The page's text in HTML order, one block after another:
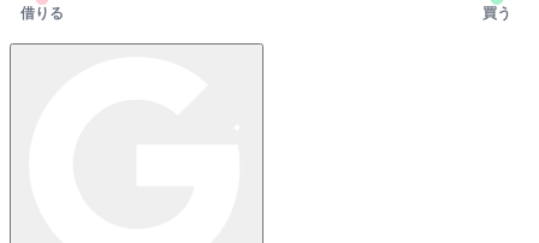
借りる 買う